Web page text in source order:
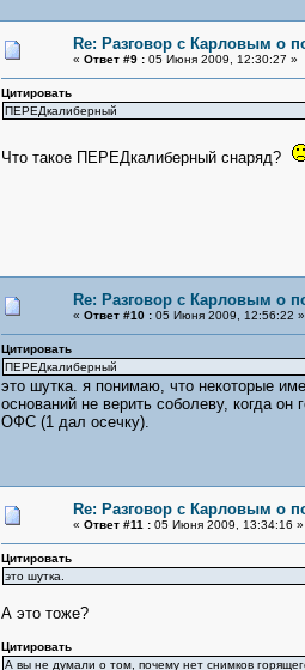
Re: Разговор с Карловым о
« Ответ #9 : 05 Июня 2009, 12:30:27 »
Цитировать
ПЕРЕДкалиберный
Что такое ПЕРЕДкалиберный снаряд?
Re: Разговор с Карловым о
« Ответ #10 : 05 Июня 2009, 12:56:22 »
Цитировать
ПЕРЕДкалиберный
это шутка. я понимаю, что некоторые
оснований не верить соболеву, когда
ОФС (1 дал осечку).
Re: Разговор с Карловым о
« Ответ #11 : 05 Июня 2009, 13:34:16 »
Цитировать
это шутка.
А это тоже?
Цитировать
А вы не думали о том, почему нет снимков